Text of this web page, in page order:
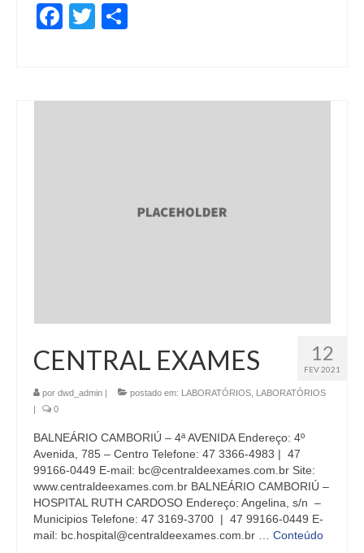
Facebook
Twitter
12
FEV 2021
CENTRAL EXAMES
por dwd_admin | postado em: LABORATÓRIOS LABORATÓRIOS
|
0
BALNEÁRIO CAMBORIÚ – 4ª AVENIDA Endereço: 4º
Avenida, 785 – Centro Telefone: 47 3366-4983 | 47
99166-0449 E-mail: bc@centraldeexames.com.br Site:
www.centraldeexames.com.br BALNEÁRIO CAMBORIÚ –
HOSPITAL RUTH CARDOSO Endereço: Angelina, s/n –
Municipios Telefone: 47 3169-3700 | 47 99166-0449 E-
mail: bc.hospital@centraldeexames.com.br … Conteúdo